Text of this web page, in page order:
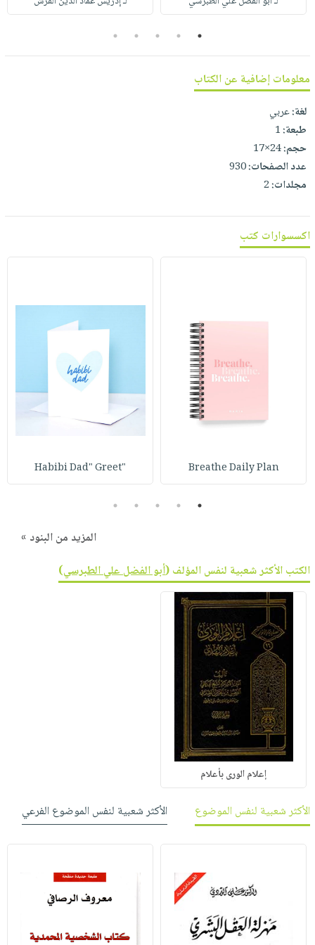
صابون
فيديوهات
يتكرر
طرحها
خدمات
نيل
وفرات
انشر
كتابك
تواصل
معنا
نشرة
الإصدارات
1
2
3
4
5
معلومات إضافية عن الكتاب
لغة:عربي
طبعة:1
حجم:24×17
عدد الصفحات:930
مجلدات:2
اكسسوارات كتب
Breathe Daily Plan
"Habibi Dad" Greet
1
2
3
4
5
المزيد من البنود »
الكتب الأكثر شعبية لنفس المؤلف (أبو الفضل علي الطبرسي)
إعلام الورى بأعلام
الأكثر شعبية لنفس الموضوع الأكثر شعبية لنفس الموضوع الفرعي